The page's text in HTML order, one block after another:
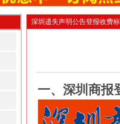
深圳遗失声明公告登报收费
一、深圳商报